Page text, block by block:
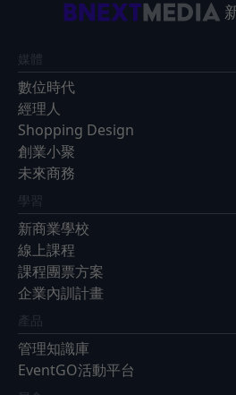
媒體
數位時代
經理人
Shopping Design
創業小聚
未來商務
學習
新商業學校
線上課程
課程團票方案
企業內訓計畫
產品
管理知識庫
EventGO活動平台